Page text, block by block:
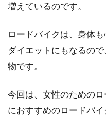
増えているのです。
ロードバイクは、身体
ダイエットにもなるの
物です。
今回は、女性のための
におすすめのロードバイ